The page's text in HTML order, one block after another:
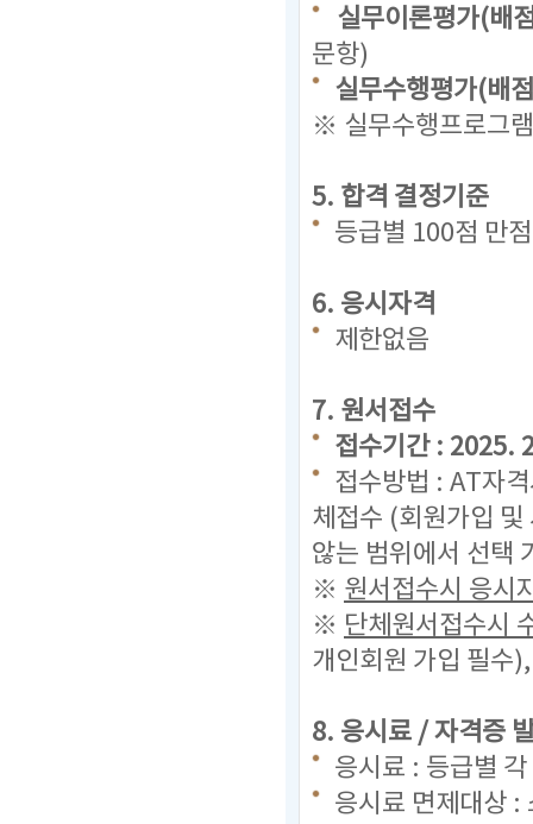
실무이론평가(배
문항)
실무수행평가(배
※ 실무수행프로그
5. 합격 결정기준
등급별 100점 만
6. 응시자격
제한없음
7. 원서접수
접수기간 : 2025.
접수방법 : AT자
체접수 (회원가입 및
않는 범위에서 선택
※ 원서접수시 응시
※ 단체원서접수시
개인회원 가입 필수
8. 응시료 / 자격증
응시료 : 등급별
응시료 면제대상 :